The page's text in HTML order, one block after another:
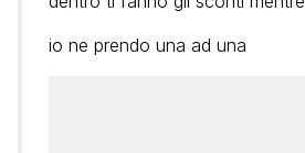
io ne prendo una ad una